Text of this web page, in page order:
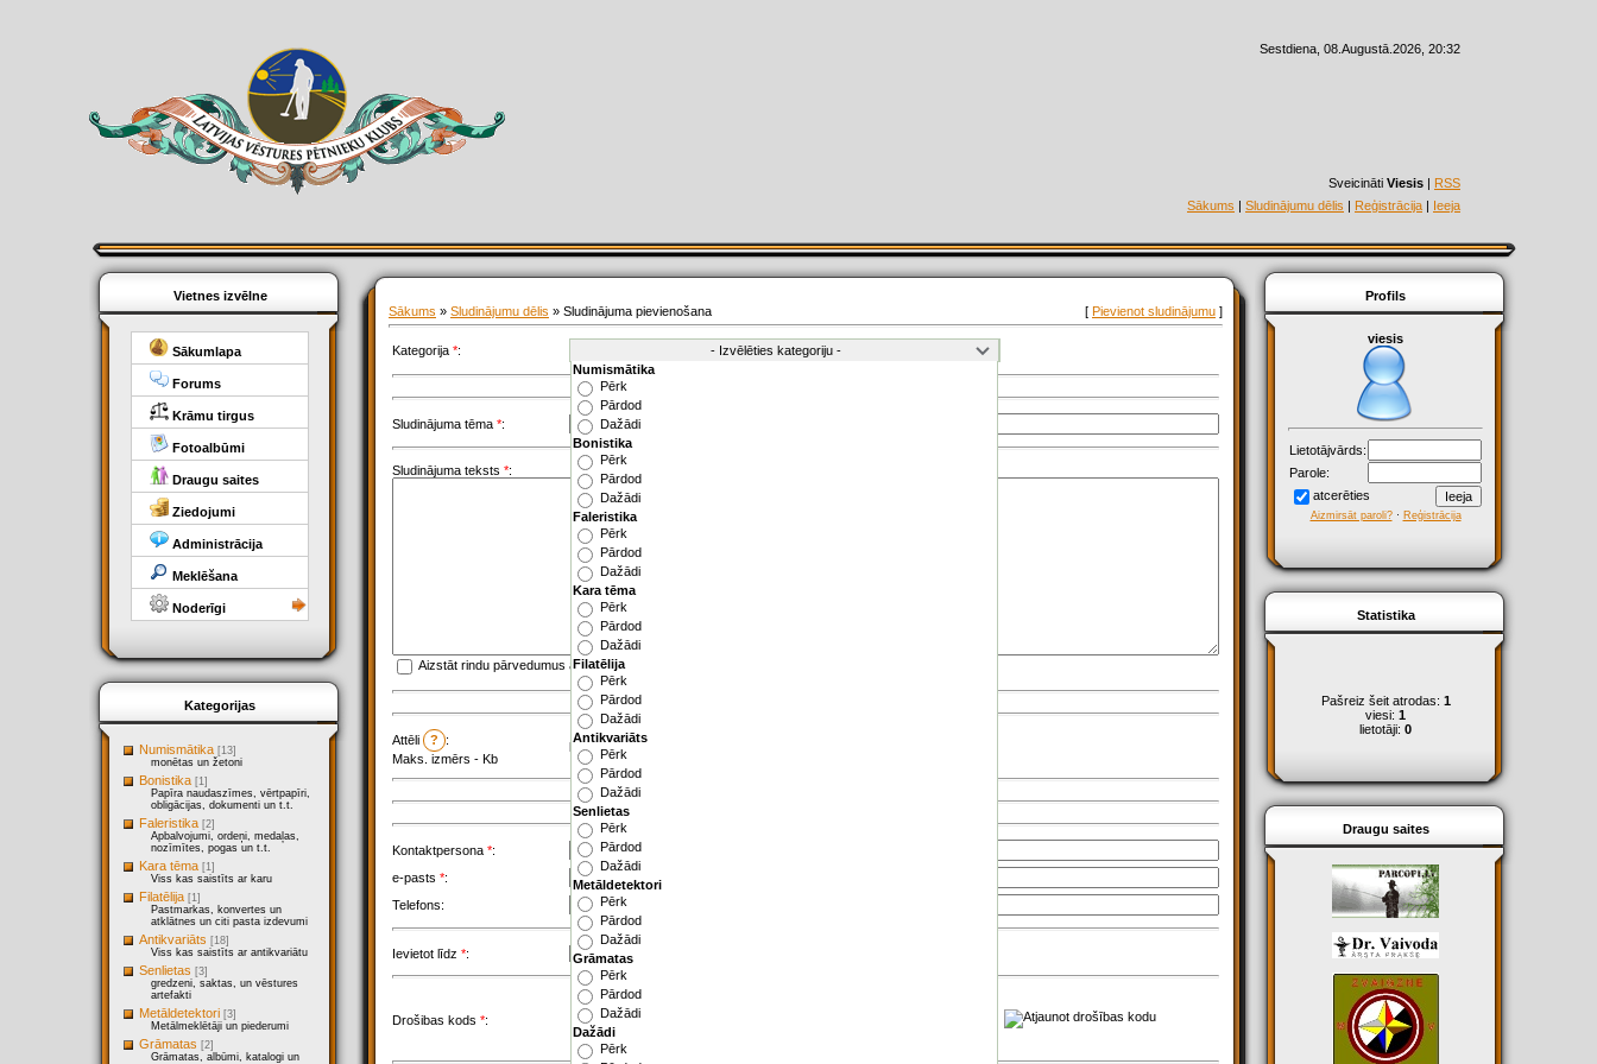
Sestdiena, 08.Augustā.2026, 20:32
Sveicināti Viesis | RSS
Sākums | Sludinājumu dēlis | Reģistrācija | Ieeja
Vietnes izvēlne
Sākumlapa
Forums
Krāmu tirgus
Fotoalbūmi
Draugu saites
Ziedojumi
Administrācija
Meklēšana
Noderīgi
Kategorijas
Numismātika [13]
monētas un žetoni
Bonistika [1]
Papīra naudaszīmes, vērtpapīri,
obligācijas, dokumenti un t.t.
Faleristika [2]
Apbalvojumi, ordeņi, medaļas,
nozīmītes, pogas un t.t.
Kara tēma [1]
Viss kas saistīts ar karu
Filatēlija [1]
Pastmarkas, konvertes un
atklātnes un citi pasta izdevumi
Antikvariāts [18]
Viss kas saistīts ar antikvariātu
Senlietas [3]
gredzeni, saktas, un vēstures
artefakti
Metāldetektori [3]
Metālmeklētāji un piederumi
Grāmatas [2]
Grāmatas, albūmi, katalogi un
Sākums » Sludinājumu dēlis » Sludinājuma pievienošana [ Pievienot sludinājumu ]
Kategorija *:
Numismātika
Pērk
Pārdod
Dažādi
Bonistika
Pērk
Pārdod
Dažādi
Faleristika
Pērk
Pārdod
Dažādi
Kara tēma
Pērk
Pārdod
Dažādi
Filatēlija
Pērk
Pārdod
Dažādi
Antikvariāts
Pērk
Pārdod
Dažādi
Senlietas
Pērk
Pārdod
Dažādi
Metāldetektori
Pērk
Pārdod
Dažādi
Grāmatas
Pērk
Pārdod
Dažādi
Dažādi
Pērk
Sludinājuma tēma *:
Sludinājuma teksts *:
Aizstāt rindu pārvedumus ar tegu<BR>
Attēli ?
:
Maks. izmērs - Kb
Default loader
Kontaktpersona *:
e-pasts *:
Telefons:
Ievietot līdz *:
Drošibas kods *:
Profils
viesis
Lietotājvārds:
Parole:
atcerēties
Aizmirsāt paroli?· Reģistrācija
Statistika
Pašreiz šeit atrodas: 1
viesi: 1
lietotāji: 0
Draugu saites